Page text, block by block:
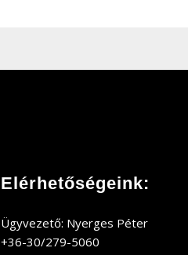
Elérhetőségeink:
Ügyvezető: Nyerges Péter
+36-30/279-5060